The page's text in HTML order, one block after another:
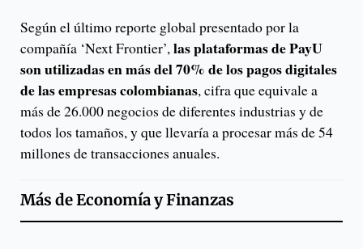
Según el último reporte global presentado por la
compañía ‘Next Frontier’,las plataformas de PayU
son utilizadas en más del 70% de los pagos digitales
de las empresas colombianas, cifra que equivale a
más de 26.000 negocios de diferentes industrias y de
todos los tamaños, y que llevaría a procesar más de 54
millones de transacciones anuales.
Más deEconomía y Finanzas